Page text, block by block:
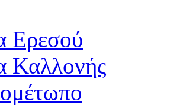
Ερεσού
Καλλονής